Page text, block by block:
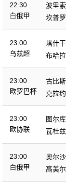
22:30
白俄甲
波里
坎普
23:00
乌兹超
塔什
布哈拉
23:00
欧罗巴杯
古比斯
克拉
23:00
欧协联
图尔
瓦杜兹
23:00
白俄甲
奥尔沙
高美